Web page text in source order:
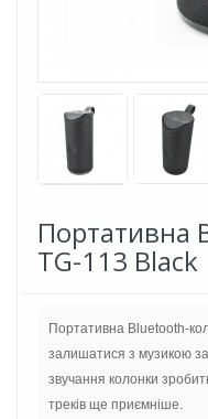
Портативна
TG-113 Black
Портативна Bluetooth-
залишатися з музикою
звучання колонки
треків ще приємніше.